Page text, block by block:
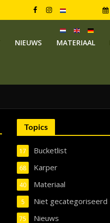
NIEUWS MATERIAAL
Topics
Bucketlist
17
Karper
68
Materiaal
40
Niet gecategoriseerd
5
Nieuws
75